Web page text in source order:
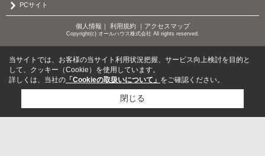
PCサイト
個人情報 ｜ 利用規約｜ アクセスマップ
Copyright(c) オールハウス株式会社 All rights reserved.
当サイトでは、お客様の当サイト利用状況把握、サービス向上検討を目的と
して、クッキー（Cookie）を使用しています。
詳しくは、当社の 「Cookieの取扱いについて」 をご確認ください。
閉じる